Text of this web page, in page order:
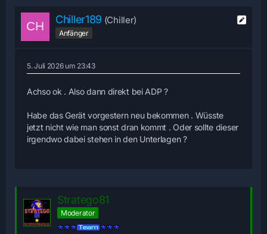
Chiller189 (Chiller)
Anfänger
5. Juli 2026 um 23:43
Achso ok . Also dann direkt bei ADP ?
Habe das Gerät vorgestern neu bekommen . Wüsste
jetzt nicht wie man sonst dran kommt . Oder sollte dieser
irgendwo dabei stehen in den Unterlagen ?
Stratego81
Moderator